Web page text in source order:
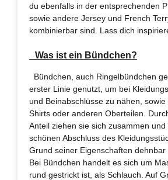
du ebenfalls in der entsprechenden
sowie andere Jersey und French
kombinierbar sind. Lass dich
Was ist ein Bündchen?
Bündchen, auch Ringelbündchen
erster Linie genutzt, um bei
und Beinabschlüsse zu nähen, sowie
Shirts oder anderen Oberteilen.
Anteil ziehen sie sich zusammen
schönen Abschluss des
Grund seiner Eigenschaften dehnbar
Bei Bündchen handelt es sich um
rund gestrickt ist, als Schlauch. Auf